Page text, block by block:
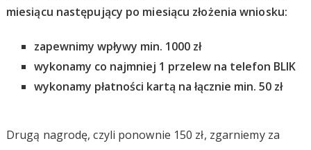
miesiącu następujący po miesiącu złożenia wniosku:
zapewnimy wpływy min. 1000 zł
wykonamy co najmniej 1 przelew na telefon BLIK
wykonamy płatności kartą na łącznie min. 50 zł
Drugą nagrodę, czyli ponownie 150 zł, zgarniemy za